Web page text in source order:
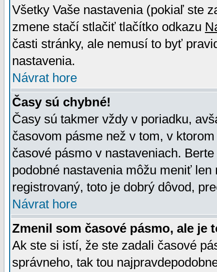
Všetky Vaše nastavenia (pokiaľ ste
zmene stačí stlačiť tlačítko odkazu
časti stránky, ale nemusí to byť
nastavenia.
Návrat hore
Časy sú chybné!
Časy sú takmer vždy v poriadku,
časovom pásme než v tom, v
časové pásmo v nastaveniach.
podobné nastavenia môžu meniť
registrovaný, toto je dobrý dôvod,
Návrat hore
Zmenil som časové pásmo, ale je
Ak ste si istí, že ste zadali časové
správneho, tak tou